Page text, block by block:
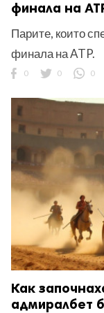
финала на
Парите, които
финала на ATP.
0 0 0
Как
адмиралбет